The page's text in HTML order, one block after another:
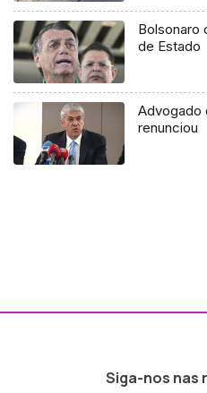
Bolsonaro
de Estado
Advogado
renunciou
Siga-nos nas